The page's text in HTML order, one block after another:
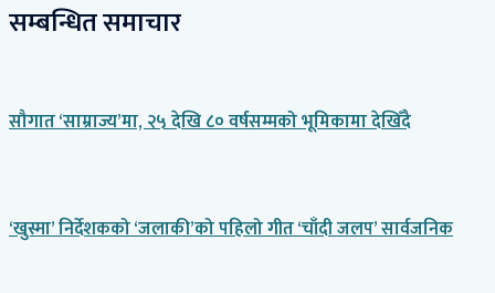
सम्बन्धित समाचार
सौगात ‘साम्राज्य’मा, २५ देखि ८० वर्षसम्मको भूमिकामा देखिँदै
‘खुस्मा’ निर्देशकको ‘जलाकी’को पहिलो गीत ‘चाँदी जलप’ सार्वजनिक